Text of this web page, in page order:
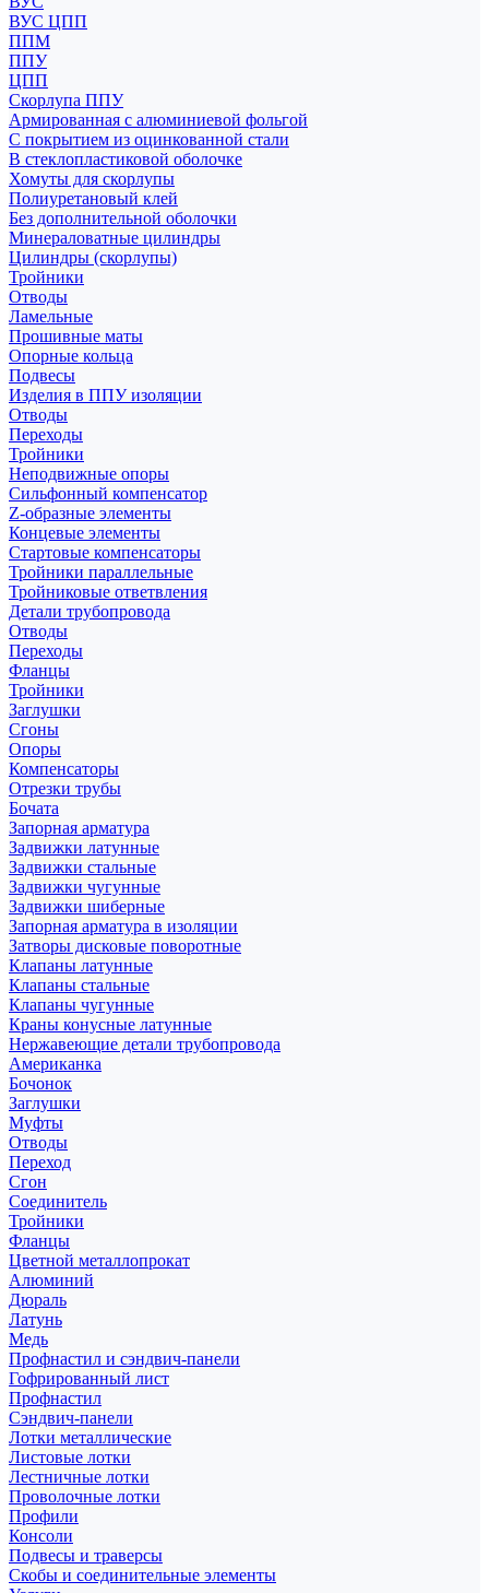
ВУС ЦПП
ППМ
ППУ
ЦПП
Скорлупа ППУ
Армированная с алюминиевой фольгой
С покрытием из оцинкованной стали
В стеклопластиковой оболочке
Хомуты для скорлупы
Полиуретановый клей
Без дополнительной оболочки
Минераловатные цилиндры
Цилиндры (скорлупы)
Тройники
Отводы
Ламельные
Прошивные маты
Опорные кольца
Подвесы
Изделия в ППУ изоляции
Отводы
Переходы
Тройники
Неподвижные опоры
Cильфонный компенсатор
Z-образные элементы
Концевые элементы
Стартовые компенсаторы
Тройники параллельные
Тройниковые ответвления
Детали трубопровода
Отводы
Переходы
Фланцы
Тройники
Заглушки
Сгоны
Опоры
Компенсаторы
Отрезки трубы
Бочата
Запорная арматура
Задвижки латунные
Задвижки стальные
Задвижки чугунные
Задвижки шиберные
Запорная арматура в изоляции
Затворы дисковые поворотные
Клапаны латунные
Клапаны стальные
Клапаны чугунные
Краны конусные латунные
Нержавеющие детали трубопровода
Американка
Бочонок
Заглушки
Муфты
Отводы
Переход
Сгон
Соединитель
Тройники
Фланцы
Цветной металлопрокат
Алюминий
Дюраль
Латунь
Медь
Профнастил и сэндвич-панели
Гофрированный лист
Профнастил
Сэндвич-панели
Лотки металлические
Листовые лотки
Лестничные лотки
Проволочные лотки
Профили
Консоли
Подвесы и траверсы
Скобы и соединительные элементы